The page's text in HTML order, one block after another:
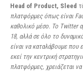
Head of Product, Sleed
πλατφόρμες όπως είναι
καθολικό μέσο. Το Twitter
18, αλλά σε όλο το
είναι να καταλάβουμε που
εκεί την κεντρική
πλατφόρμες, χρειάζεται